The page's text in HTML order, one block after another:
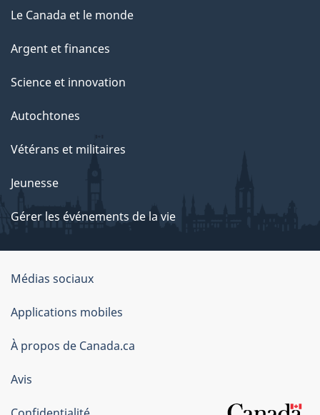
Le Canada et le monde
Argent et finances
Science et innovation
Autochtones
Vétérans et militaires
Jeunesse
Gérer les événements de la vie
Organisation
du
gouvernement
du
Canada
Médias sociaux
Applications mobiles
À propos de Canada.ca
Avis